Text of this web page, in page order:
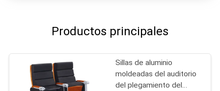
Productos principales
Sillas de aluminio
moldeadas del auditorio
del plegamiento del